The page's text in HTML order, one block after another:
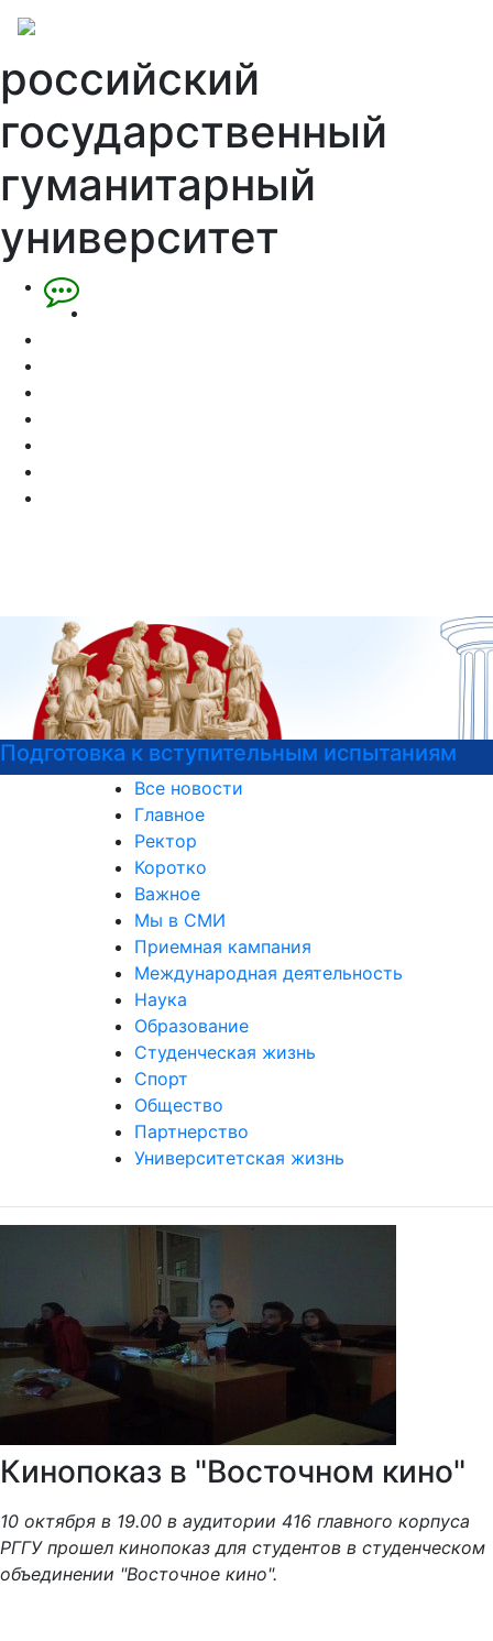
российский
государственный
гуманитарный
университет
испытаниям Войска беспилотных
Все новости
Главное
Ректор
Коротко
Важное
Мы в СМИ
Приемная кампания
Международная деятельность
Наука
Образование
Студенческая жизнь
Спорт
Общество
Партнерство
Университетская жизнь
Кинопоказ в "Восточном кино"
10 октября в 19.00 в аудитории 416 главного корпуса
РГГУ прошел кинопоказ для студентов в студенческом
объединении "Восточное кино".